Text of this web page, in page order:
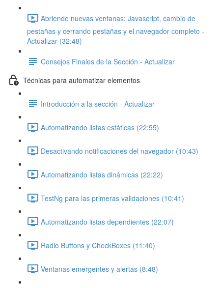
Abriendo nuevas ventanas: Javascript, cambio de
pestañas y cerrando pestañas y el navegador completo -
Actualizar (32:48)
Consejos Finales de la Sección - Actualizar
Técnicas para automatizar elementos
Introducción a la sección - Actualizar
Automatizando listas estáticas (22:55)
Desactivando notificaciones del navegador (10:43)
Automatizando listas dinámicas (22:22)
TestNg para las primeras validaciones (10:41)
Automatizando listas dependientes (22:07)
Radio Buttons y CheckBoxes (11:40)
Ventanas emergentes y alertas (8:48)